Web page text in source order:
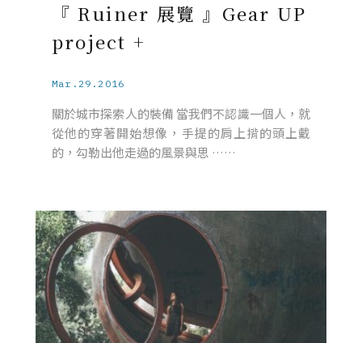
『 Ruiner 展覽 』Gear UP
project +
Mar.29.2016
關於城市探索人的裝備 當我們不認識一個人，就
從他的穿著開始想像，手提的肩上揹的頭上戴
的，勾勒出他走過的風景與思 ……